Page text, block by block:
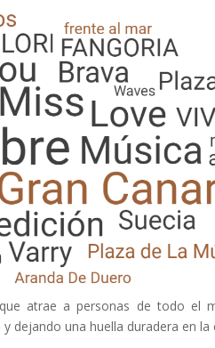
atrae a personas de todo el
dejando una huella duradera en